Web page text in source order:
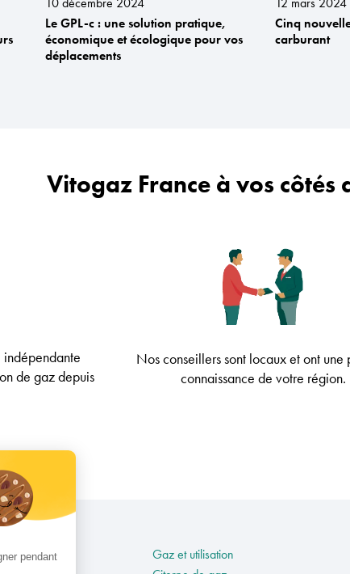
pendant
Le GPL-c : une solution pratique,
économique et écologique pour vos
déplacements
Cinq
carburant
Vitogaz France à vos côtés
indépendante
de gaz depuis
Nos conseillers sont locaux et ont une
connaissance de votre région.
Gaz et utilisation